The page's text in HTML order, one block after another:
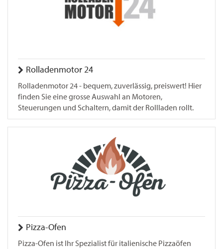
Rolladenmotor 24
Rolladenmotor 24 - bequem, zuverlässig, preiswert! Hier
finden Sie eine grosse Auswahl an Motoren,
Steuerungen und Schaltern, damit der Rollladen rollt.
Pizza-Ofen
Pizza-Ofen ist Ihr Spezialist für italienische Pizzaöfen